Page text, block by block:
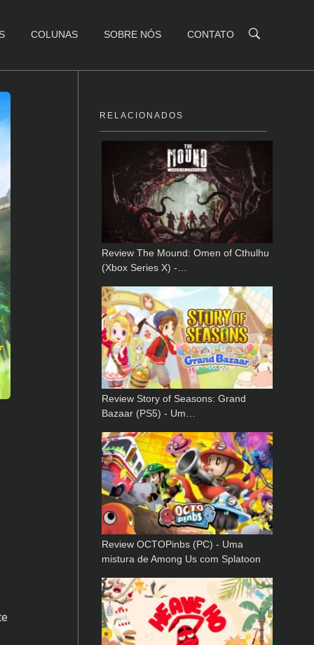
COLUNAS SOBRE NÓS CONTATO
RELACIONADOS
Review The Mound: Omen of Cthulhu
(Xbox Series X) -…
Review Story of Seasons: Grand
Bazaar (PS5) - Um…
Review OCTOPinbs (PC) - Uma
mistura de Among Us com Splatoon